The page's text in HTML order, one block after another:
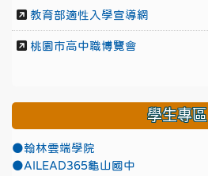
教育部適性入學宣導網
桃園市高中職博覽會
學生專區
●翰林雲端學院
●AILEAD365龜山國中